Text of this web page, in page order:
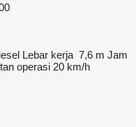
Lebar kerja 7,6 m Jam
operasi 20 km/h